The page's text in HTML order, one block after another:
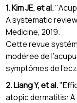
1. Kim JE, et al.
A systematic
Medicine, 2019.
Cette revue
modérée de
symptômes de
2. Liang Y, et al.
atopic dermatitis: